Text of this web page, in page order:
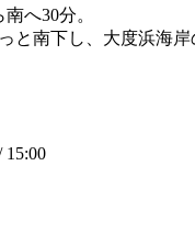
へ30分。
と南下し、大度浜海
15:00